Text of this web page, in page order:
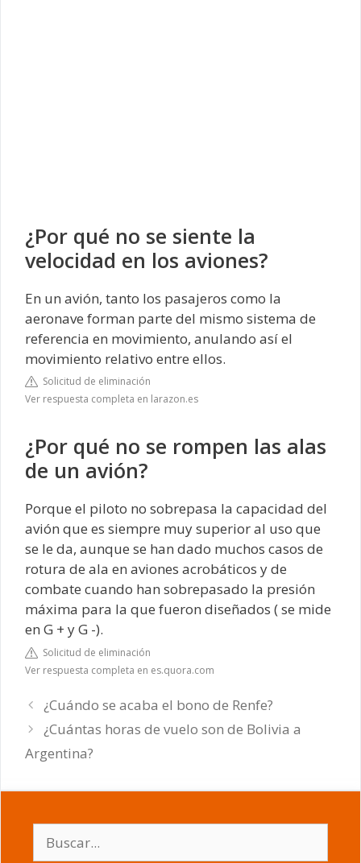
¿Por qué no se siente la
velocidad en los aviones?
En un avión, tanto los pasajeros como la
aeronave forman parte del mismo sistema de
referencia en movimiento, anulando así el
movimiento relativo entre ellos.
Solicitud de eliminación
Ver respuesta completa en larazon.es
¿Por qué no se rompen las alas
de un avión?
Porque el piloto no sobrepasa la capacidad del
avión que es siempre muy superior al uso que
se le da, aunque se han dado muchos casos de
rotura de ala en aviones acrobáticos y de
combate cuando han sobrepasado la presión
máxima para la que fueron diseñados ( se mide
en G + y G -).
Solicitud de eliminación
Ver respuesta completa en es.quora.com
¿Cuándo se acaba el bono de Renfe?
¿Cuántas horas de vuelo son de Bolivia a
Argentina?